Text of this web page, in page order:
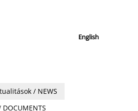
English
/ NEWS